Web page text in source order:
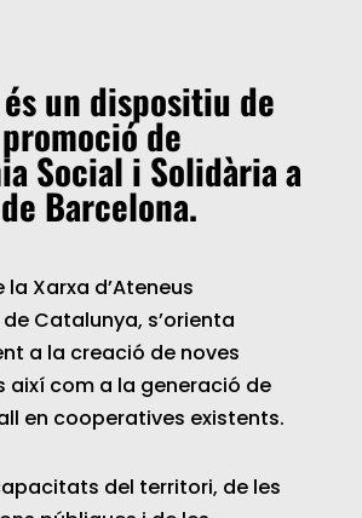
un dispositiu de
de
Social i Solidària a
Barcelona.
la Xarxa d’Ateneus
Catalunya, s’orienta
a la creació de noves
així com a la generació de
en cooperatives existents.
del territori, de les